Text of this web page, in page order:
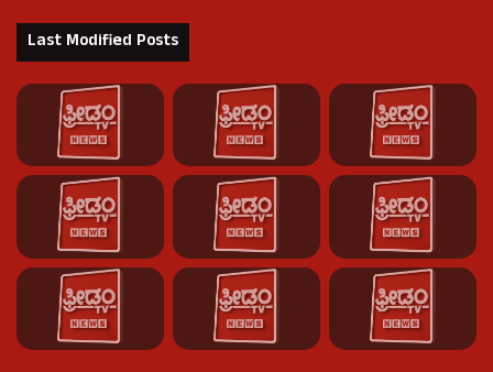
Last Modified Posts